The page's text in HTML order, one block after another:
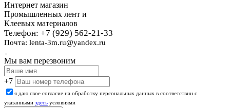
Интернет магазин
Промышленных лент и
Клеевых материалов
Телефон: +7 (929) 562-21-33
Почта: lenta-3m.ru@yandex.ru
Мы вам перезвоним
+7
я даю свое согласие на обработку персональных данных в соответствии с
указанными здесь условиями